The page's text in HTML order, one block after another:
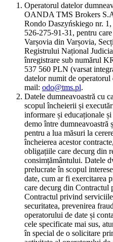
Operatorul datelor
OANDA TMS Brokers
Rondo Daszyńskiego nr.
526-275-91-31, pentru
Varșovia din Varșovia,
Registrului Național
înregistrare sub numărul
537 560 PLN (varsat
datelor numit de
mail: odo@tms.pl.
Datele dumneavoastră cu
scopul încheierii și
informare și educaționale
demo între dumneavoastră
pentru a lua măsuri la
încheierea acestor
obligațiile care decurg din
consimțământului. Datele
prelucrate în scopul
date, cum ar fi exercitarea
care decurg din Contractul
Contractul privind
securitatea, prevenirea
operatorului de date și
cele specificate mai sus,
în special de o solicitare